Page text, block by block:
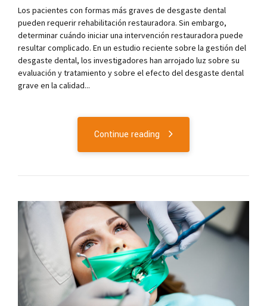
Los pacientes con formas más graves de desgaste dental
pueden requerir rehabilitación restauradora. Sin embargo,
determinar cuándo iniciar una intervención restauradora puede
resultar complicado. En un estudio reciente sobre la gestión del
desgaste dental, los investigadores han arrojado luz sobre su
evaluación y tratamiento y sobre el efecto del desgaste dental
grave en la calidad...
Continue reading